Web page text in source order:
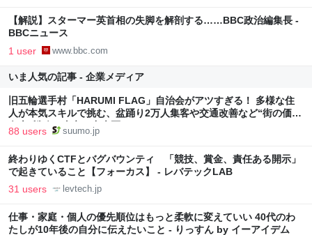
【解説】スターマー英首相の失脚を解剖する……BBC政治編集長 -
BBCニュース
1 user www.bbc.com
いま人気の記事 - 企業メディア
旧五輪選手村「HARUMI FLAG」自治会がアツすぎる！ 多様な住
人が本気スキルで挑む、盆踊り2万人集客や交通改善など“街の価値
向上”戦略 東京・中央区
88 users suumo.jp
終わりゆくCTFとバグバウンティ 「競技、賞金、責任ある開示」
で起きていること【フォーカス】 - レバテックLAB
31 users levtech.jp
仕事・家庭・個人の優先順位はもっと柔軟に変えていい 40代のわ
たしが10年後の自分に伝えたいこと - りっすん by イーアイデム